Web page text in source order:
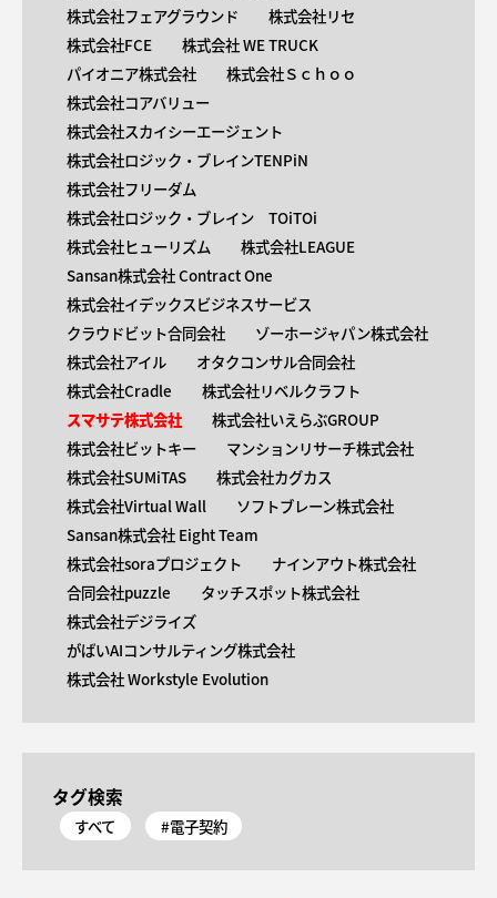
株式会社フェアグラウンド
株式会社リセ
株式会社FCE
株式会社 WE TRUCK
パイオニア株式会社
株式会社Ｓｃｈｏｏ
株式会社コアバリュー
株式会社スカイシーエージェント
株式会社ロジック・ブレインTENPiN
株式会社フリーダム
株式会社ロジック・ブレイン TOiTOi
株式会社ヒューリズム
株式会社LEAGUE
Sansan株式会社 Contract One
株式会社イデックスビジネスサービス
クラウドビット合同会社
ゾーホージャパン株式会社
株式会社アイル
オタクコンサル合同会社
株式会社Cradle
株式会社リベルクラフト
スマサテ株式会社
株式会社いえらぶGROUP
株式会社ビットキー
マンションリサーチ株式会社
株式会社SUMiTAS
株式会社カグカス
株式会社Virtual Wall
ソフトブレーン株式会社
Sansan株式会社 Eight Team
株式会社soraプロジェクト
ナインアウト株式会社
合同会社puzzle
タッチスポット株式会社
株式会社デジライズ
がばいAIコンサルティング株式会社
株式会社 Workstyle Evolution
タグ検索
すべて #電子契約